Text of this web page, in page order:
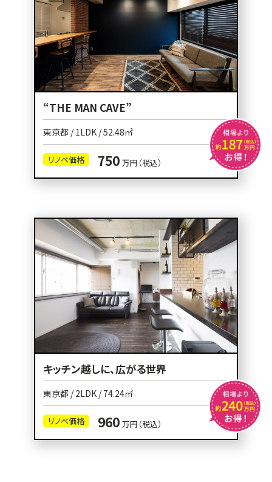
“THE MAN CAVE”
東京都 / 1LDK / 52.48㎡
リノベ価格 750 万円（税込）
キッチン越しに、広がる世界
東京都 / 2LDK / 74.24㎡
リノベ価格 960 万円（税込）